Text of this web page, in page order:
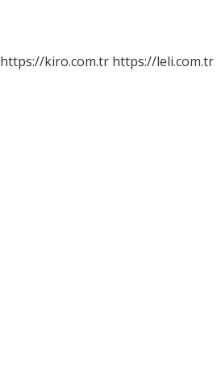
https://kiro.com.tr https://leli.com.tr